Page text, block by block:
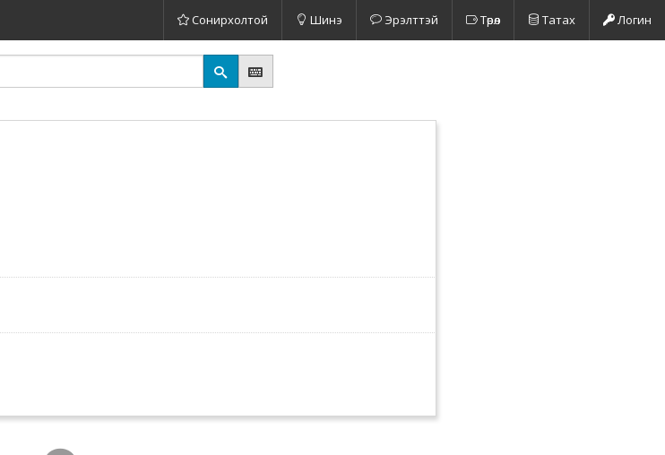
Сонирхолтой Шинэ Эрэлттэй Төрөл Татах Логин